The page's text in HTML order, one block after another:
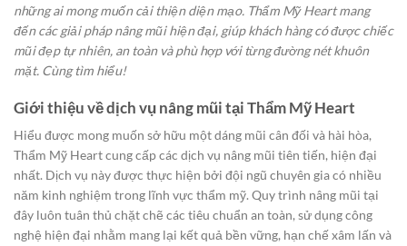
những ai mong muốn cải thiện diện mạo. Thẩm Mỹ Heart mang
đến các giải pháp nâng mũi hiện đại, giúp khách hàng có được chiếc
mũi đẹp tự nhiên, an toàn và phù hợp với từng đường nét khuôn
mặt. Cùng tìm hiểu!
Giới thiệu về dịch vụ nâng mũi tại Thẩm Mỹ Heart
Hiểu được mong muốn sở hữu một dáng mũi cân đối và hài hòa,
Thẩm Mỹ Heart cung cấp các dịch vụ nâng mũi tiên tiến, hiện đại
nhất. Dịch vụ này được thực hiện bởi đội ngũ chuyên gia có nhiều
năm kinh nghiệm trong lĩnh vực thẩm mỹ. Quy trình nâng mũi tại
đây luôn tuân thủ chặt chẽ các tiêu chuẩn an toàn, sử dụng công
nghệ hiện đại nhằm mang lại kết quả bền vững, hạn chế xâm lấn và